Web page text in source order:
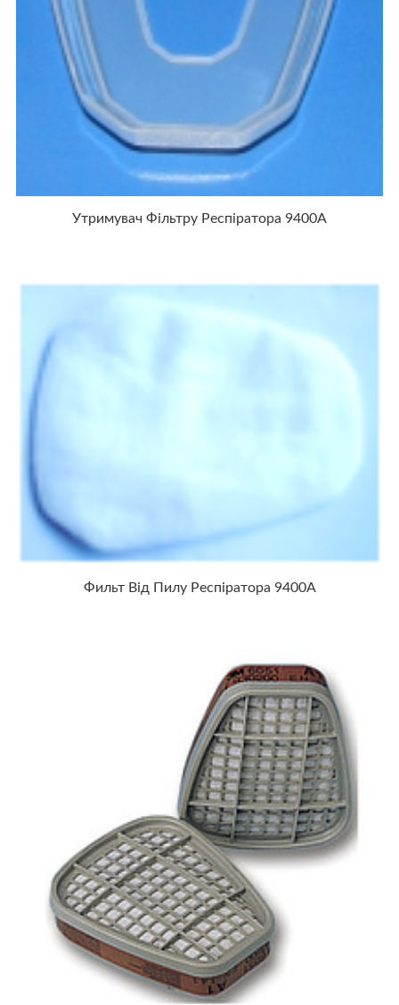
Утримувач Фільтру Респіратора 9400А
Фильт Від Пилу Респіратора 9400А